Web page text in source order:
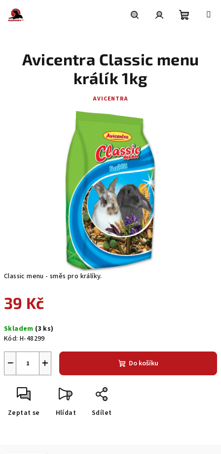
obsah
košík
Classic menu - směs pro králíky.
39 Kč
cena:
Skladem (3 ks)
Kód: H-48299
+
− Do košíku
Zeptat se Hlídat Sdílet
Avicentra Classic menu
králík 1kg
AVICENTRA